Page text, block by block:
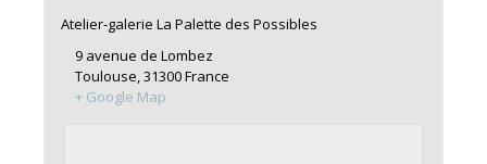
Atelier-galerie La Palette des Possibles
9 avenue de Lombez
Toulouse,31300France
+ Google Map